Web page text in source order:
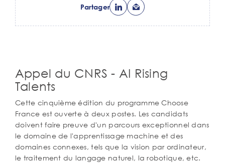
Partager
Corps
de
texte
Appel du CNRS - AI Rising
Talents
Cette cinquième édition du programme Choose
France est ouverte à deux postes. Les candidats
doivent faire preuve d'un parcours exceptionnel dans
le domaine de l'apprentissage machine et des
domaines connexes, tels que la vision par ordinateur,
le traitement du langage naturel, la robotique, etc.